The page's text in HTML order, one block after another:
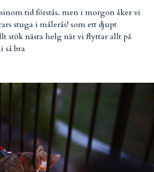
tid förstås. men i morgon åker vi
stuga i målerås! som ett djupt
stök nästa helg när vi flyttar allt på
bra